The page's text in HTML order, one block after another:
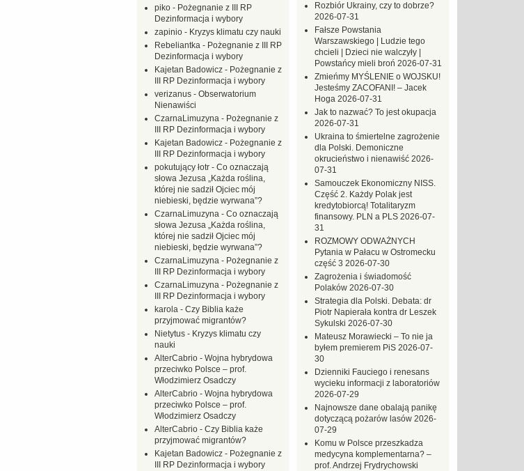
Rozbiór Ukrainy, czy to dobrze?
2026-07-31
Fałsze Powstania
Warszawskiego | Ludzie tego
chcieli | Dzieci nie walczyły |
Powstańcy mieli broń 2026-07-31
Zmieńmy MYŚLENIE o WOJSKU!
Jesteśmy ZACOFANI! – Jacek
Hoga 2026-07-31
Jak to nazwać? To jest okupacja
2026-07-31
Ukraina to śmiertelne zagrożenie
dla Polski. Demoniczne
okrucieństwo i nienawiść 2026-
07-31
Samouczek Ekonomiczny NISS.
Część 2. Każdy Polak jest
kredytobiorcą! Totalitaryzm
finansowy. PLN a PLS 2026-07-
31
ROZMOWY ODWAŻNYCH
Pytania w Pałacu w Ostromecku
część 3 2026-07-30
Zagrożenia i świadomość
Polaków 2026-07-30
Strategia dla Polski. Debata: dr
Piotr Napierała kontra dr Leszek
Sykulski 2026-07-30
Mateusz Morawiecki – To nie ja
byłem premierem PiS 2026-07-
30
Dzienniki Fauciego i renesans
wycieku informacji z laboratoriów
2026-07-29
Najnowsze dane obalają panikę
dotyczącą pożarów lasów 2026-
07-29
Komu w Polsce przeszkadza
medycyna komplementarna? –
prof. Andrzej Frydrychowski
piko - Pożegnanie z III RP
Dezinformacja i wybory
zapinio - Kryzys klimatu czy nauki
Rebeliantka - Pożegnanie z III RP
Dezinformacja i wybory
Kajetan Badowicz - Pożegnanie z
III RP Dezinformacja i wybory
verizanus - Obserwatorium
Nienawiści
CzarnaLimuzyna - Pożegnanie z
III RP Dezinformacja i wybory
Kajetan Badowicz - Pożegnanie z
III RP Dezinformacja i wybory
pokutujący łotr - Co oznaczają
słowa Jezusa „Każda roślina,
której nie sadził Ojciec mój
niebieski, będzie wyrwana”?
CzarnaLimuzyna - Co oznaczają
słowa Jezusa „Każda roślina,
której nie sadził Ojciec mój
niebieski, będzie wyrwana”?
CzarnaLimuzyna - Pożegnanie z
III RP Dezinformacja i wybory
CzarnaLimuzyna - Pożegnanie z
III RP Dezinformacja i wybory
karola - Czy Biblia każe
przyjmować migrantów?
Nietytus - Kryzys klimatu czy
nauki
AlterCabrio - Wojna hybrydowa
przeciwko Polsce – prof.
Włodzimierz Osadczy
AlterCabrio - Wojna hybrydowa
przeciwko Polsce – prof.
Włodzimierz Osadczy
AlterCabrio - Czy Biblia każe
przyjmować migrantów?
Kajetan Badowicz - Pożegnanie z
III RP Dezinformacja i wybory